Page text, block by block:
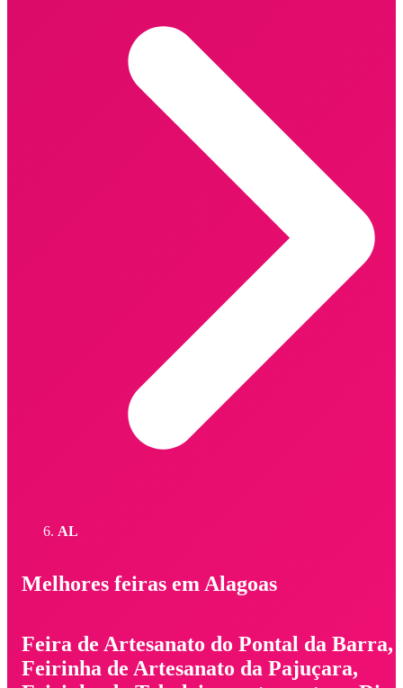
AL
Melhores feiras em Alagoas
Feira de Artesanato do Pontal da Barra,
Feirinha de Artesanato da Pajuçara,